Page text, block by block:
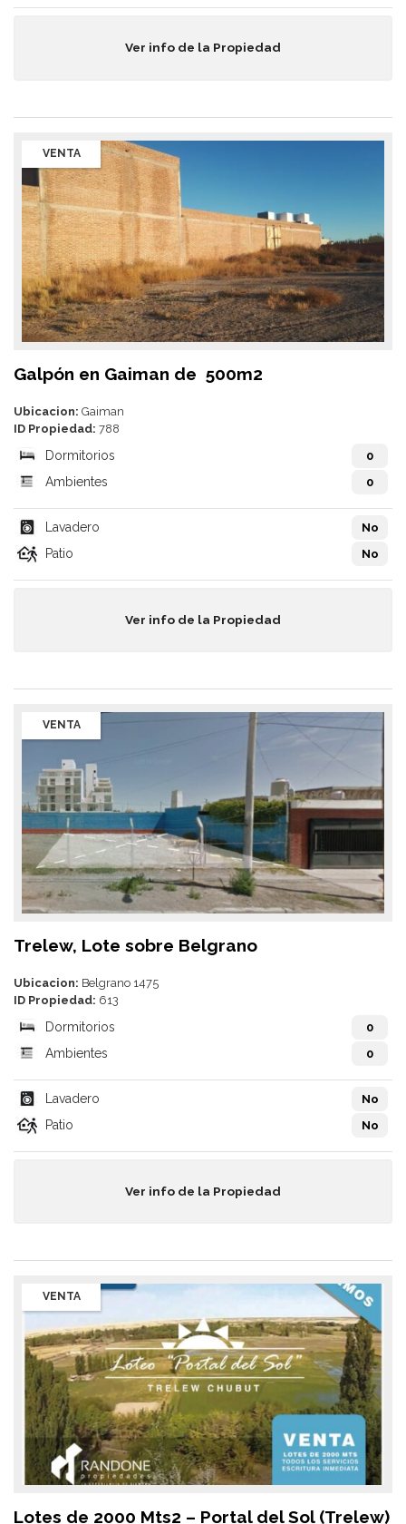
Ver info de la Propiedad
VENTA
Galpón en Gaiman de 500m2
Ubicacion: Gaiman
ID Propiedad: 788
Dormitorios 0
Ambientes 0
Lavadero No
Patio No
Ver info de la Propiedad
VENTA
Trelew, Lote sobre Belgrano
Ubicacion: Belgrano 1475
ID Propiedad: 613
Dormitorios 0
Ambientes 0
Lavadero No
Patio No
Ver info de la Propiedad
VENTA
Lotes de 2000 Mts2 – Portal del Sol (Trelew)